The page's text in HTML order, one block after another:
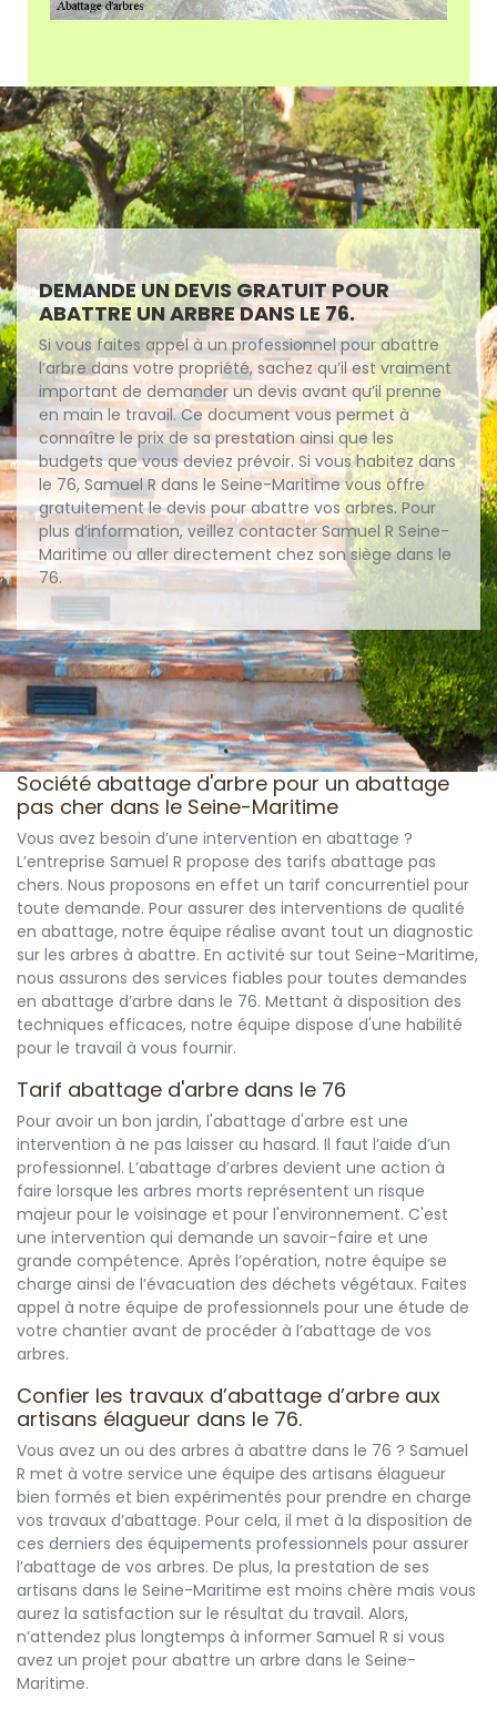
DEMANDE UN DEVIS GRATUIT POUR
ABATTRE UN ARBRE DANS LE 76.
Si vous faites appel à un professionnel pour abattre
l’arbre dans votre propriété, sachez qu’il est vraiment
important de demander un devis avant qu’il prenne
en main le travail. Ce document vous permet à
connaître le prix de sa prestation ainsi que les
budgets que vous deviez prévoir. Si vous habitez dans
le 76, Samuel R dans le Seine-Maritime vous offre
gratuitement le devis pour abattre vos arbres. Pour
plus d’information, veillez contacter Samuel R Seine-
Maritime ou aller directement chez son siège dans le
76.
Société abattage d'arbre pour un abattage
pas cher dans le Seine-Maritime
Vous avez besoin d’une intervention en abattage ?
L’entreprise Samuel R propose des tarifs abattage pas
chers. Nous proposons en effet un tarif concurrentiel pour
toute demande. Pour assurer des interventions de qualité
en abattage, notre équipe réalise avant tout un diagnostic
sur les arbres à abattre. En activité sur tout Seine-Maritime,
nous assurons des services fiables pour toutes demandes
en abattage d’arbre dans le 76. Mettant à disposition des
techniques efficaces, notre équipe dispose d'une habilité
pour le travail à vous fournir.
Tarif abattage d'arbre dans le 76
Pour avoir un bon jardin, l'abattage d'arbre est une
intervention à ne pas laisser au hasard. Il faut l’aide d’un
professionnel. L’abattage d’arbres devient une action à
faire lorsque les arbres morts représentent un risque
majeur pour le voisinage et pour l'environnement. C'est
une intervention qui demande un savoir-faire et une
grande compétence. Après l’opération, notre équipe se
charge ainsi de l’évacuation des déchets végétaux. Faites
appel à notre équipe de professionnels pour une étude de
votre chantier avant de procéder à l’abattage de vos
arbres.
Confier les travaux d’abattage d’arbre aux
artisans élagueur dans le 76.
Vous avez un ou des arbres à abattre dans le 76 ? Samuel
R met à votre service une équipe des artisans élagueur
bien formés et bien expérimentés pour prendre en charge
vos travaux d’abattage. Pour cela, il met à la disposition de
ces derniers des équipements professionnels pour assurer
l’abattage de vos arbres. De plus, la prestation de ses
artisans dans le Seine-Maritime est moins chère mais vous
aurez la satisfaction sur le résultat du travail. Alors,
n’attendez plus longtemps à informer Samuel R si vous
avez un projet pour abattre un arbre dans le Seine-
Maritime.